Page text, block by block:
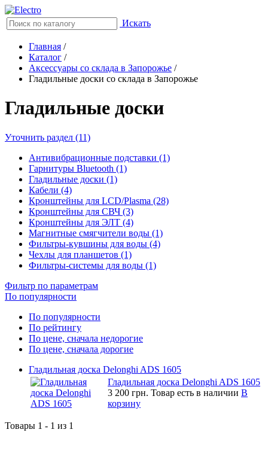
Искать
Главная /
Каталог /
Аксессуары со склада в Запорожье /
Гладильные доски со склада в Запорожье
Гладильные доски
Уточнить раздел (11)
Антивибрационные подставки (1)
Гарнитуры Bluetooth (1)
Гладильные доски (1)
Кабели (4)
Кронштейны для LCD/Plasma (28)
Кронштейны для СВЧ (3)
Кронштейны для ЭЛТ (4)
Магнитные смягчители воды (1)
Фильтры-кувшины для воды (4)
Чехлы для планшетов (1)
Фильтры-системы для воды (1)
Фильтр по параметрам
По популярности
По популярности
По рейтингу
По цене, сначала недорогие
По цене, сначала дорогие
Гладильная доска Delonghi ADS 1605
Гладильная доска Delonghi ADS 1605
3 200 грн. Товар есть в наличии В
корзину
Товары 1 - 1 из 1